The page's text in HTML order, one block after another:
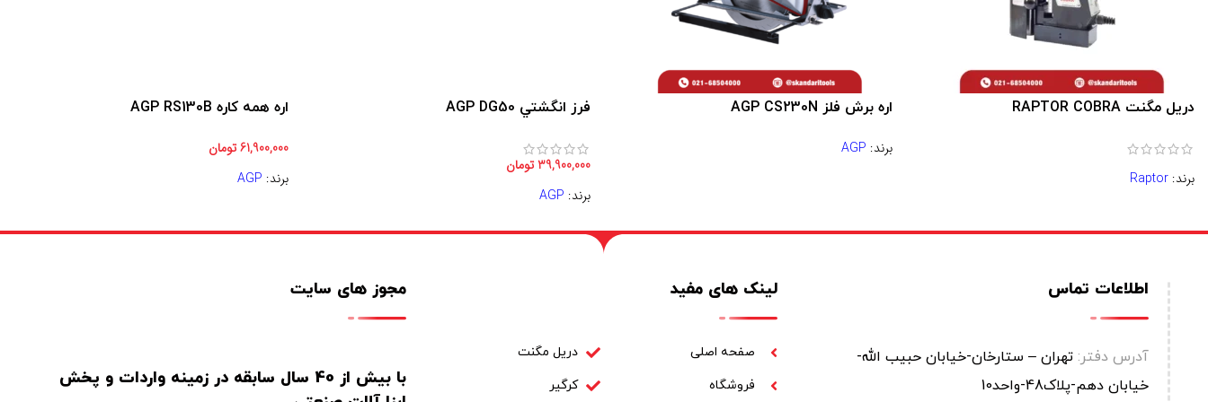
دريل مگنت RAPTOR COBRA
برند: Raptor
اره برش فلز AGP CS230N
برند: AGP
فرز انگشتي AGP DG50
39,900,000تومان
برند: AGP
اره همه كاره AGP RS130B
61,900,000تومان
برند: AGP
اطلاعات تماس
آدرس دفتر: تهران – ستارخان-خیابان حبیب الله-
خیابان دهم-پلاک48-واحد10
لینک های مفید
صفحه اصلی
فروشگاه
دریل مگنت
کرگیر
مجوز های سایت
با بیش از 40 سال سابقه در زمینه واردات و پخش